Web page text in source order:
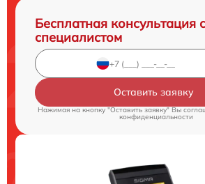
Бесплатная консультация
специалистом
Оставить заявку
Нажимая на кнопку "Оставить заявку" Вы
конфиденциальности